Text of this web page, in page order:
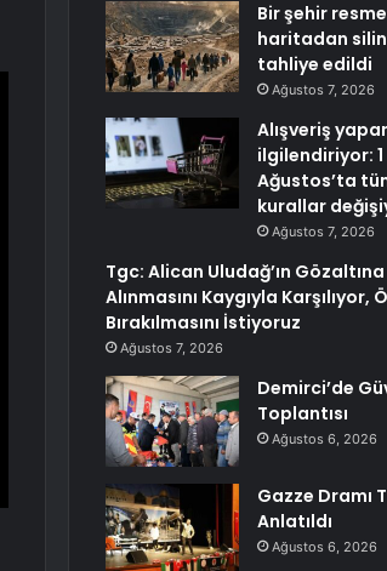
Bir şehir
haritadan
tahliye edildi
Ağustos 7, 2026
Alışveriş
ilgilendiriyor: 1
Ağustos’ta
kurallar
Ağustos 7, 2026
Tgc: Alican Uludağ’ın Gözaltına
Alınmasını Kaygıyla Karşılıyor,
Bırakılmasını İstiyoruz
Ağustos 7, 2026
Demirci’de
Toplantısı
Ağustos 6, 2026
Gazze Dramı
Anlatıldı
Ağustos 6, 2026